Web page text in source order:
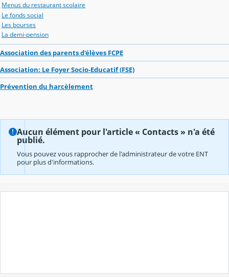
Menus du restaurant scolaire
Le fonds social
Les bourses
La demi-pension
Association des parents d'élèves FCPE
Association: Le Foyer Socio-Educatif (FSE)
Prévention du harcèlement
Aucun élément pour l'article « Contacts » n'a été
publié.
Vous pouvez vous rapprocher de l'administrateur de votre ENT
pour plus d'informations.